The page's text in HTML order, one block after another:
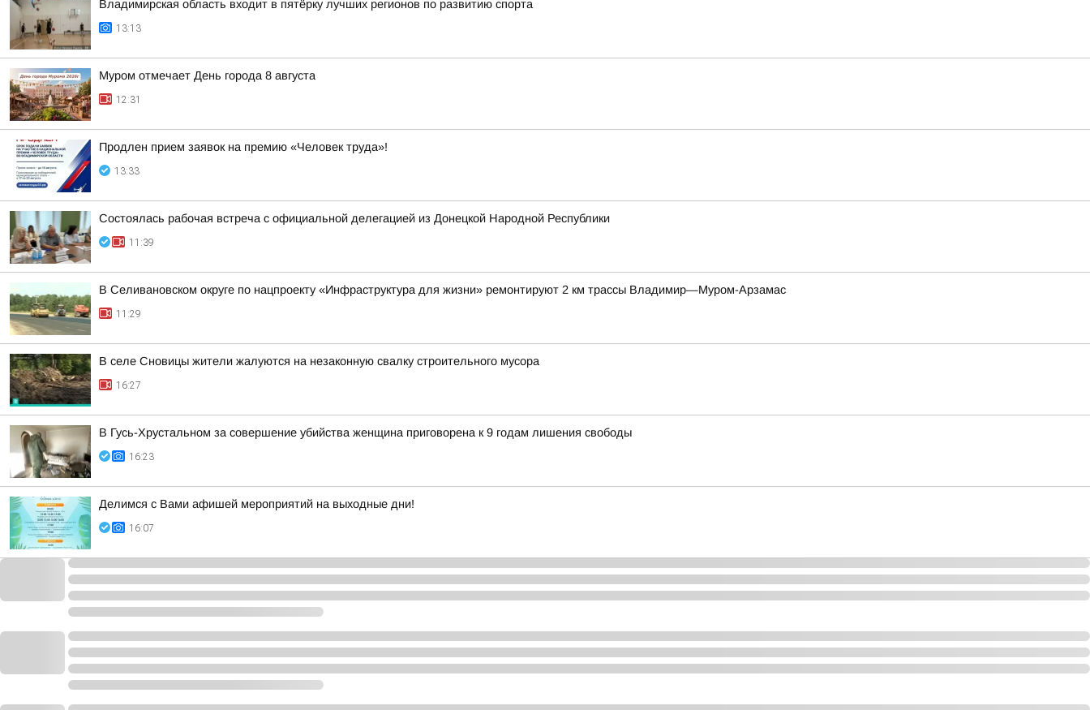
Владимирская область входит в пятёрку лучших регионов по развитию спорта
13:13
Муром отмечает День города 8 августа
12:31
Продлен прием заявок на премию «Человек труда»!
13:33
Состоялась рабочая встреча с официальной делегацией из Донецкой Народной Республики
11:39
В Селивановском округе по нацпроекту «Инфраструктура для жизни» ремонтируют 2 км трассы Владимир—Муром-Арзамас
11:29
В селе Сновицы жители жалуются на незаконную свалку строительного мусора
16:27
В Гусь-Хрустальном за совершение убийства женщина приговорена к 9 годам лишения свободы
16:23
Делимся с Вами афишей мероприятий на выходные дни!
16:07